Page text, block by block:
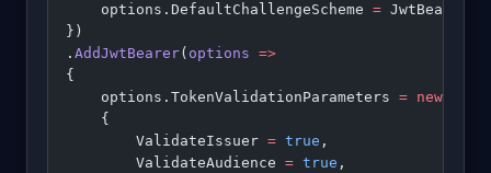
    options.DefaultChallengeScheme
=
})
. AddJwtBearer( options =>
{
    options.TokenValidationParameters
= new
    {
        ValidateIssuer
= true ,
        ValidateAudience
= true ,